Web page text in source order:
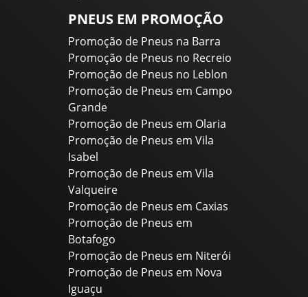
PNEUS EM PROMOÇÃO
Promoção de Pneus na Barra
Promoção de Pneus no Recreio
Promoção de Pneus no Leblon
Promoção de Pneus em Campo
Grande
Promoção de Pneus em Olaria
Promoção de Pneus em Vila
Isabel
Promoção de Pneus em Vila
Valqueire
Promoção de Pneus em Caxias
Promoção de Pneus em
Botafogo
Promoção de Pneus em Niterói
Promoção de Pneus em Nova
Iguaçu